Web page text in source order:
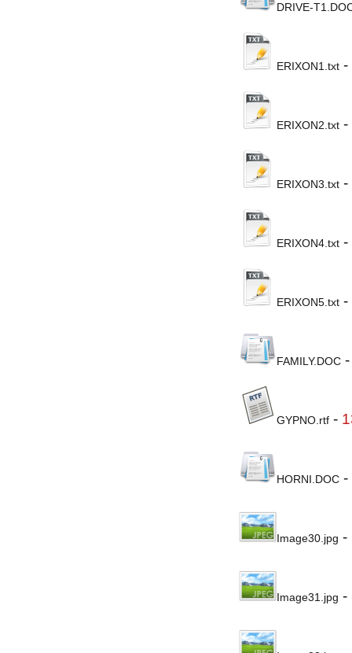
DRIVE-
ERIXON1.txt-
ERIXON2.txt-
ERIXON3.txt-
ERIXON4.txt-
ERIXON5.txt-
FAMILY.DOC
GYPNO.rtf-
HORNI.DOC-
Image30.jpg -
Image31.jpg -